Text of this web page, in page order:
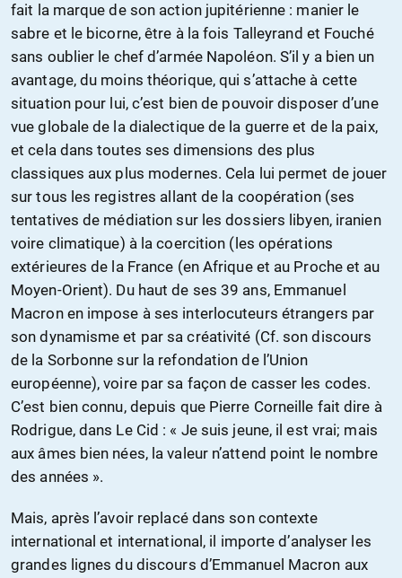
fait la marque de son action jupitérienne : manier le
sabre et le bicorne, être à la fois Talleyrand et Fouché
sans oublier le chef d’armée Napoléon. S’il y a bien un
avantage, du moins théorique, qui s’attache à cette
situation pour lui, c’est bien de pouvoir disposer d’une
vue globale de la dialectique de la guerre et de la paix,
et cela dans toutes ses dimensions des plus
classiques aux plus modernes. Cela lui permet de jouer
sur tous les registres allant de la coopération (ses
tentatives de médiation sur les dossiers libyen, iranien
voire climatique) à la coercition (les opérations
extérieures de la France (en Afrique et au Proche et au
Moyen-Orient). Du haut de ses 39 ans, Emmanuel
Macron en impose à ses interlocuteurs étrangers par
son dynamisme et par sa créativité (Cf. son discours
de la Sorbonne sur la refondation de l’Union
européenne), voire par sa façon de casser les codes.
C’est bien connu, depuis que Pierre Corneille fait dire à
Rodrigue, dans Le Cid : « Je suis jeune, il est vrai; mais
aux âmes bien nées, la valeur n’attend point le nombre
des années ».
Mais, après l’avoir replacé dans son contexte
international et international, il importe d’analyser les
grandes lignes du discours d’Emmanuel Macron aux